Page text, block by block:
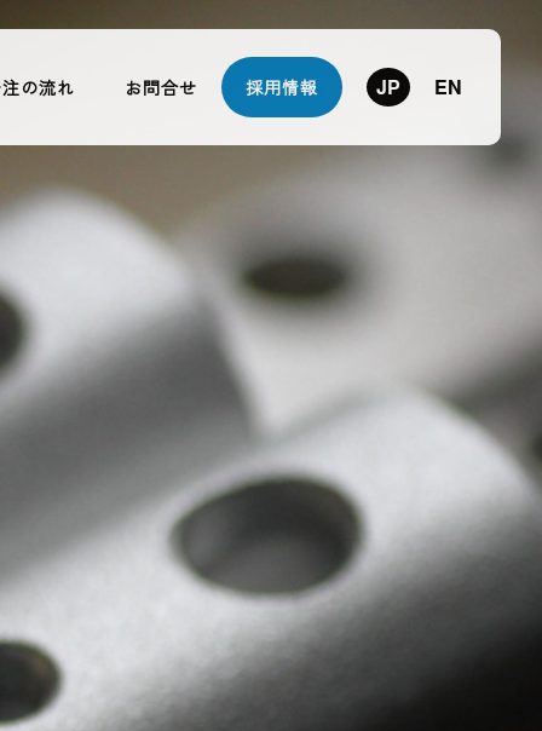
の流れ お問合せ 採用情報 JP EN